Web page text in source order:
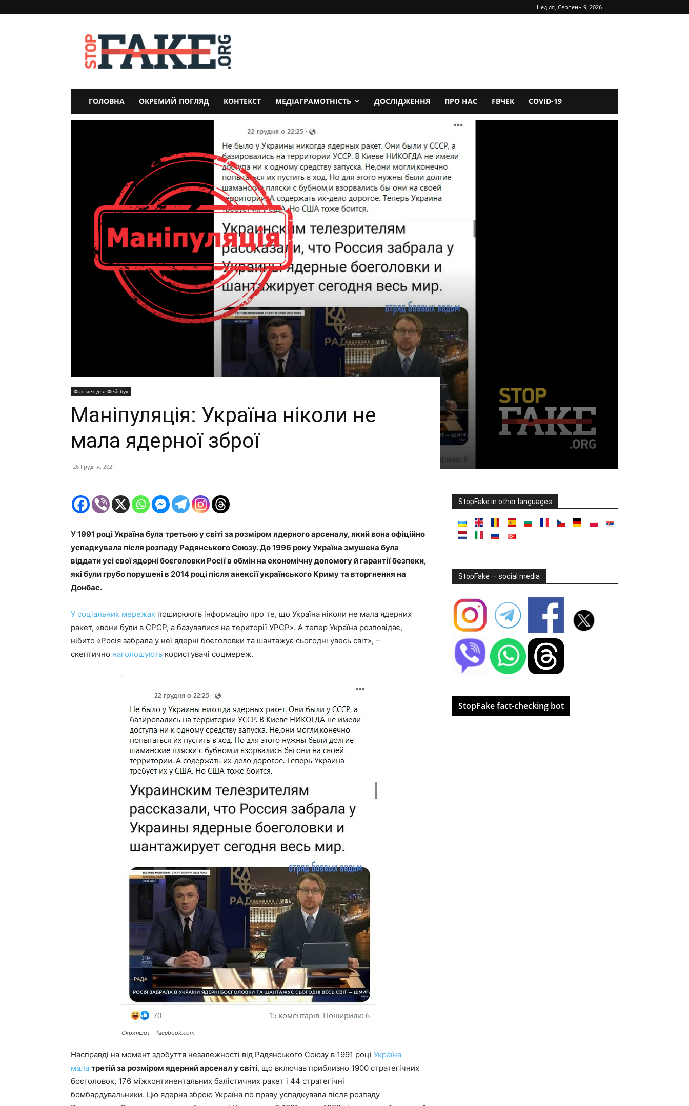
Неділя, Серпень 9, 2026
StopFake
ГОЛОВНА ОКРЕМИЙ ПОГЛЯД КОНТЕКСТ МЕДІАГРАМОТНІСТЬ ДОСЛІДЖЕННЯ ПРО НАС FBЧЕК COVID-19
Фактчек для Фейсбук
Маніпуляція: Україна ніколи не
мала ядерної зброї
26 Грудня, 2021
У 1991 році Україна була третьою у світі за розміром ядерного арсеналу, який вона офіційно
успадкувала після розпаду Радянського Союзу. До 1996 року Україна змушена була
віддати усі свої ядерні боєголовки Росії в обмін на економічну допомогу й гарантії безпеки,
які були грубо порушені в 2014 році після анексії українського Криму та вторгнення на
Донбас.
У соціальних мережах поширюють інформацію про те, що Україна ніколи не мала ядерних
ракет, «вони були в СРСР, а базувалися на території УРСР». А тепер Україна розповідає,
нібито «Росія забрала у неї ядерні боєголовки та шантажує сьогодні увесь світ», –
скептично наголошують користувачі соцмереж.
Скриншот – facebook.com
Насправді на момент здобуття незалежності від Радянського Союзу в 1991 році Україна
мала третій за розміром ядерний арсенал у світі, що включав приблизно 1900 стратегічних
боєголовок, 176 міжконтинентальних балістичних ракет і 44 стратегічні
бомбардувальники. Цю ядерна зброю Україна по праву успадкувала після розпаду
StopFake in other languages
StopFake — social media
StopFake fact-checking bot